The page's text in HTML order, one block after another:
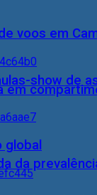
show de
da
voos em
em